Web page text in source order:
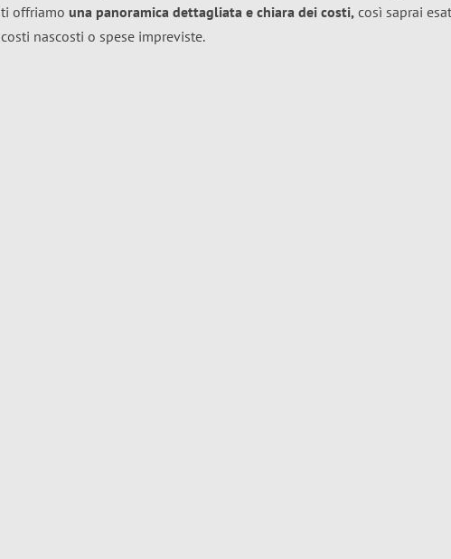
ti offriamo una panoramica dettagliata e chiara dei costi, così saprai
costi nascosti o spese impreviste.